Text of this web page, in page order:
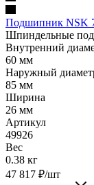
Подшипник NSK
Шпиндельные
Внутренний
60 мм
Наружный
85 мм
Ширина
26 мм
Артикул
49926
Вес
0.38 кг
47 817 ₽/шт